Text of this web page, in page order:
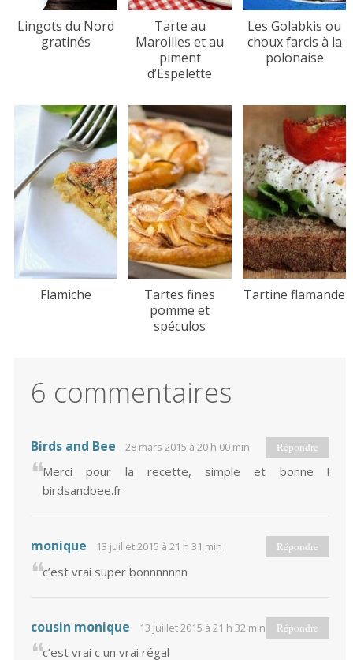
Lingots du Nord
gratinés
Tarte au
Maroilles et au
piment
d’Espelette
Les Golabkis ou
choux farcis à la
polonaise
Flamiche
Tartes fines
pomme et
spéculos
Tartine flamande
6 commentaires
Birds and Bee 28 mars 2015 à 20 h 00 min
Merci pour la recette, simple et bonne !
birdsandbee.fr
Répondre
monique 13 juillet 2015 à 21 h 31 min
c’est vrai super bonnnnnnn
Répondre
cousin monique 13 juillet 2015 à 21 h 32 min
c’est vrai c un vrai régal
Répondre